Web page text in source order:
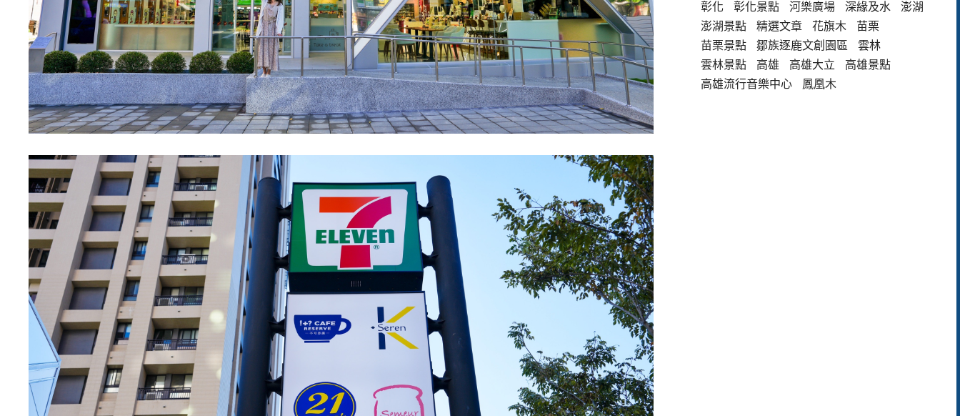
彰化
彰化景點 河樂廣場 深緣及水
澎湖
澎湖景點
精選文章 花旗木
苗栗
苗栗景點
鄒族逐鹿文創園區
雲林
雲林景點
高雄 高雄大立
高雄景點
高雄流行音樂中心
鳳凰木